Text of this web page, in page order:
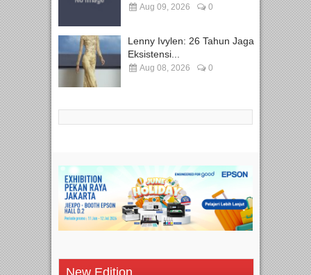
Aug 09, 2026 0
Lenny Ivylen: 26 Tahun Jaga
Eksistensi...
Aug 08, 2026 0
New Edition